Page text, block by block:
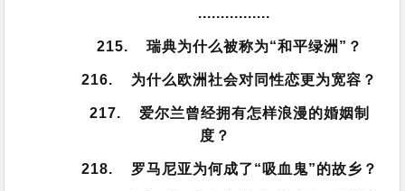
................
215. 瑞典为什么被称为“和平绿洲”？
216. 为什么欧洲社会对同性恋更为宽容？
217. 爱尔兰曾经拥有怎样浪漫的婚姻制
度？
218. 罗马尼亚为何成了“吸血鬼”的故乡？